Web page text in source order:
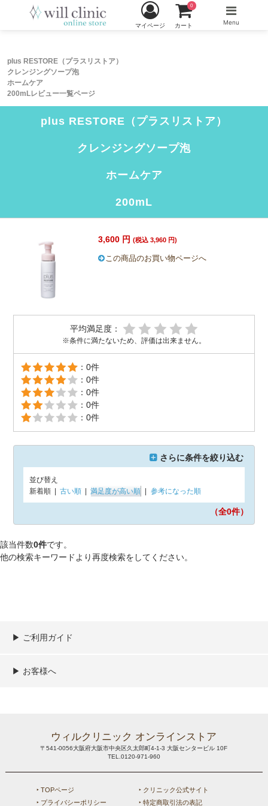
plus RESTORE（プラスリストア）
クレンジングソープ泡
ホームケア
200mLレビュー一覧ページ
マイページ カート
0
Menu
plus RESTORE（プラスリストア）
クレンジングソープ泡
ホームケア
200mL
3,600 円 (税込 3,960 円)
この商品のお買い物ページへ
平均満足度：
※条件に満たないため、評価は出来ません。
：0件
：0件
：0件
：0件
：0件
さらに条件を絞り込む
並び替え
新着順
古い順 満足度が高い順 参考になった順
（全0件）
該当件数0件です。
他の検索キーワードより再度検索をしてください。
▶︎ ご利用ガイド
ご利用ガイド
決済／配送／送料について
取り扱い商品一覧
顧客情報の取扱について
特定商取引法の表記
▶︎ お客様へ
ウィルクリニック オンラインストア
〒541-0056大阪府大阪市中央区久太郎町4-1-3 大阪センタービル 10F
TEL.0120-971-960
‣ TOPページ
‣ クリニック公式サイト
‣ プライバシーポリシー
‣ 特定商取引法の表記